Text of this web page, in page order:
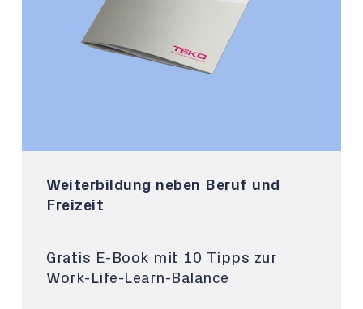
Weiterbildung neben Beruf und
Freizeit
Gratis E-Book mit 10 Tipps zur
Work-Life-Learn-Balance